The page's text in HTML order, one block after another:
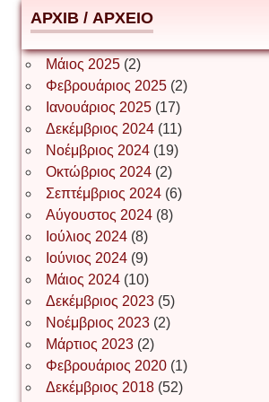
ΕΥΑΓΓΕΛΟΣ ΜΩΚΟΣ
Ιωάννης Σ. Παπαφλωράτος
ΝΙΚΟΣ ΓΑΤΟΣ
Νίκος Λυγερός
Іван Буртик
Іван Наконечний
АРХІВ / ΑΡΧΕΙΟ
Μάιος 2025(2)
Φεβρουάριος 2025(2)
Ιανουάριος 2025(17)
Δεκέμβριος 2024(11)
Νοέμβριος 2024(19)
Οκτώβριος 2024(2)
Σεπτέμβριος 2024(6)
Αύγουστος 2024(8)
Ιούλιος 2024(8)
Ιούνιος 2024(9)
Μάιος 2024(10)
Δεκέμβριος 2023(5)
Νοέμβριος 2023(2)
Μάρτιος 2023(2)
Φεβρουάριος 2020(1)
Δεκέμβριος 2018(52)